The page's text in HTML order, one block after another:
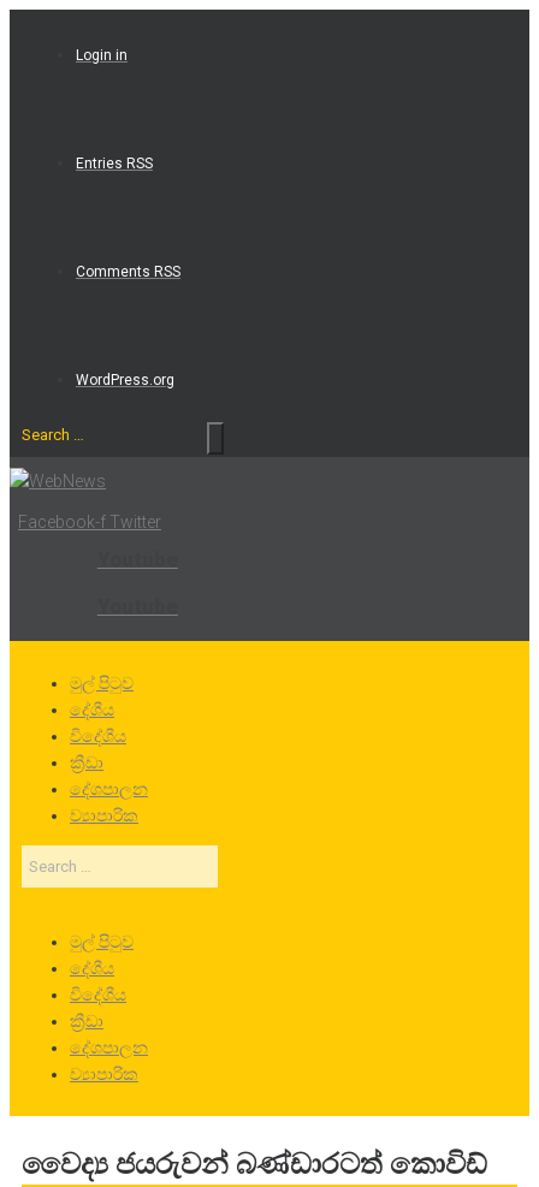
Login in
Entries RSS
Comments RSS
WordPress.org
Search
Facebook-f Twitter
මුල් පිටුව
දේශීය
විදේශීය
ක්‍රීඩා
දේශපාලන
ව්‍යාපාරික
Search
…
මුල් පිටුව
දේශීය
විදේශීය
ක්‍රීඩා
දේශපාලන
ව්‍යාපාරික
වෛද්‍ය ජයරුවන් බණ්ඩාරටත් කොවිඩ්